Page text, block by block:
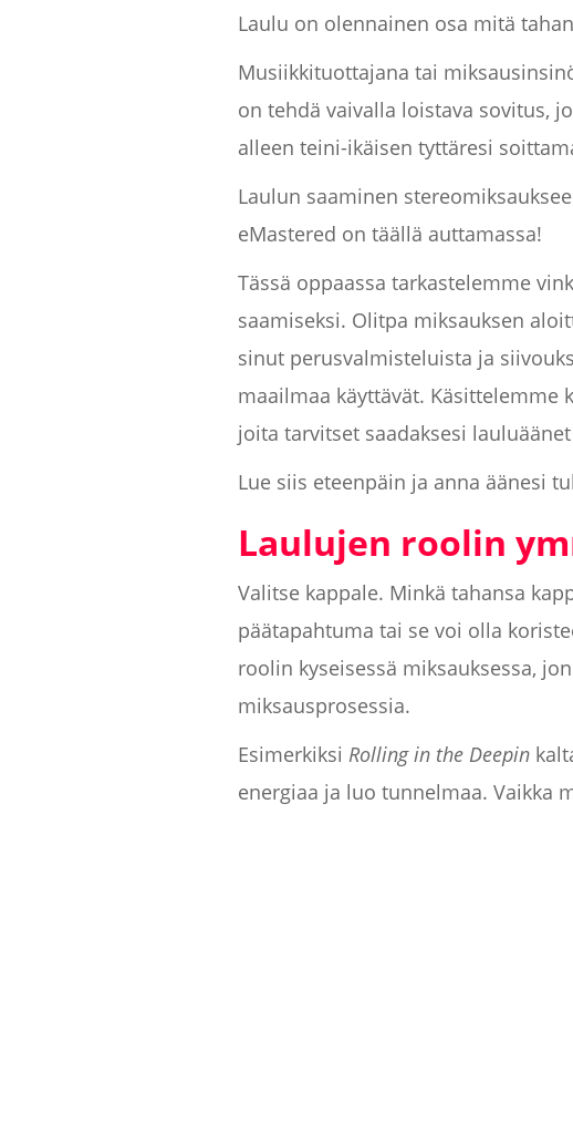
Laulu on olennainen osa mitä
Musiikkituottajana tai
on tehdä vaivalla loistava sovitus,
alleen teini-ikäisen tyttäresi
Laulun saaminen
eMastered on täällä auttamassa!
Tässä oppaassa tarkastelemme
saamiseksi. Olitpa miksauksen
sinut perusvalmisteluista ja
maailmaa käyttävät. Käsittelemme
joita tarvitset saadaksesi
Lue siis eteenpäin ja anna äänesi
Laulujen roolin
Valitse kappale. Minkä tahansa
päätapahtuma tai se voi olla
roolin kyseisessä miksauksessa,
miksausprosessia.
Esimerkiksi Rolling in the Deepin
energiaa ja luo tunnelmaa. Vaikka